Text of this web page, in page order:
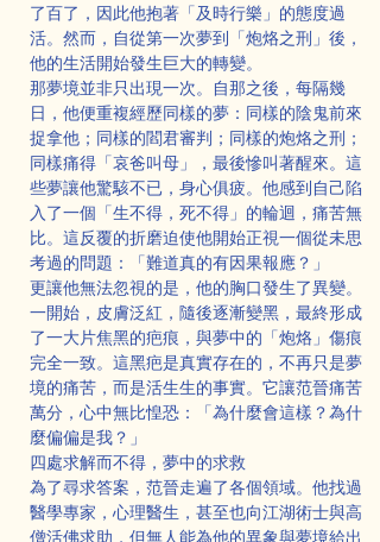
了百了，因此他抱著「及時行樂」的態度過
活。然而，自從第一次夢到「炮烙之刑」後，
他的生活開始發生巨大的轉變。
那夢境並非只出現一次。自那之後，每隔幾
日，他便重複經歷同樣的夢：同樣的陰鬼前來
捉拿他；同樣的閻君審判；同樣的炮烙之刑；
同樣痛得「哀爸叫母」，最後慘叫著醒來。這
些夢讓他驚駭不已，身心俱疲。他感到自己陷
入了一個「生不得，死不得」的輪迴，痛苦無
比。這反覆的折磨迫使他開始正視一個從未思
考過的問題：「難道真的有因果報應？」
更讓他無法忽視的是，他的胸口發生了異變。
一開始，皮膚泛紅，隨後逐漸變黑，最終形成
了一大片焦黑的疤痕，與夢中的「炮烙」傷痕
完全一致。這黑疤是真實存在的，不再只是夢
境的痛苦，而是活生生的事實。它讓范晉痛苦
萬分，心中無比惶恐：「為什麼會這樣？為什
麼偏偏是我？」
四處求解而不得，夢中的求救
為了尋求答案，范晉走遍了各個領域。他找過
醫學專家，心理醫生，甚至也向江湖術士與高
僧活佛求助，但無人能為他的異象與夢境給出